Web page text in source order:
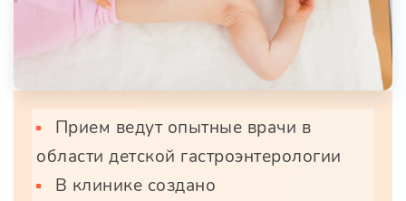
Прием ведут опытные врачи в
области детской гастроэнтерологии
В клинике создано